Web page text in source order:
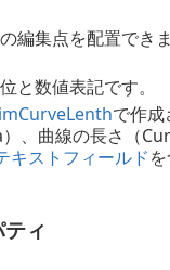
編集点を配置できま
と数値表記です。
で作成
、曲線の長さ（
キストフィールド
ィ